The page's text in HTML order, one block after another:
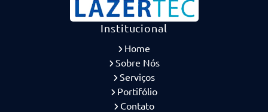
Institucional
Home
Sobre Nós
Serviços
Portifólio
Contato